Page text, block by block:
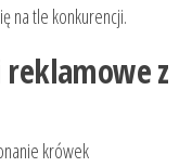
na tle konkurencji.
z
krówek